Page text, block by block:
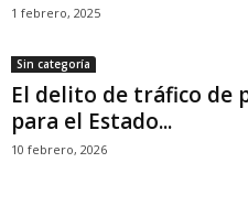
1 febrero, 2025
Sin categoría
El delito de tráfico de
para el Estado...
10 febrero, 2026